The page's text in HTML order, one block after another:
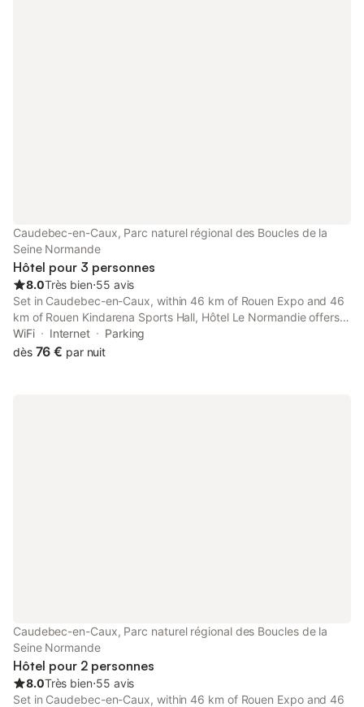
Caudebec-en-Caux, Parc naturel régional des Boucles de la
Seine Normande
Hôtel pour 3 personnes
8.0Très bien⋅55 avis
Set in Caudebec-en-Caux, within 46 km of Rouen Expo and 46
km of Rouen Kindarena Sports Hall, Hôtel Le Normandie offers
accommodation with a restaurant and free WiFi throughout the
property as well as free private parking for guests who drive.
WiFi Internet
Parking
dès 76 € par nuit
Caudebec-en-Caux, Parc naturel régional des Boucles de la
Seine Normande
Hôtel pour 2 personnes
8.0Très bien⋅55 avis
Set in Caudebec-en-Caux, within 46 km of Rouen Expo and 46